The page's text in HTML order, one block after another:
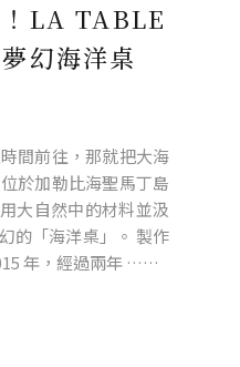
LA TABLE
幻海洋桌
間前往，那就把大海
於加勒比海聖馬丁島
大自然中的材料並汲
的「海洋桌」。 製作
年，經過兩年 ……